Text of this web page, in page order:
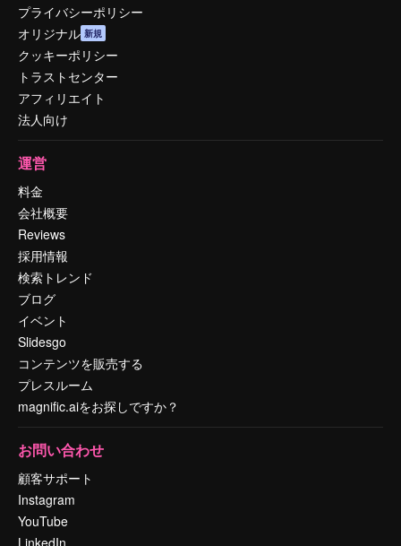
プライバシーポリシー
オリジナル 新規
クッキーポリシー
トラストセンター
アフィリエイト
法人向け
運営
料金
会社概要
Reviews
採用情報
検索トレンド
ブログ
イベント
Slidesgo
コンテンツを販売する
プレスルーム
magnific.aiをお探しですか？
お問い合わせ
顧客サポート
Instagram
YouTube
LinkedIn